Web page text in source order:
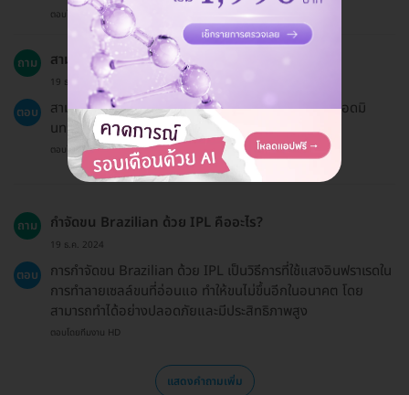
ตอบโดยทีมงาน HD
ถาม สามารถจองแพ็กเกจให้คนอื่นได้ไหม?
19 ธ.ค. 2024
ตอบ
สามารถจองให้คนอื่นได้ เพียงแจ้งชื่อผู้ที่จะรับบริการให้แอดมิ
นทราบ
ตอบโดยทีมงาน HD
ถาม กำจัดขน Brazilian ด้วย IPL คืออะไร?
19 ธ.ค. 2024
ตอบ
การกำจัดขน Brazilian ด้วย IPL เป็นวิธีการที่ใช้แสงอินฟราเรดใน
การทำลายเซลล์ขนที่อ่อนแอ ทำให้ขนไม่ขึ้นอีกในอนาคต โดย
สามารถทำได้อย่างปลอดภัยและมีประสิทธิภาพสูง
ตอบโดยทีมงาน HD
แสดงคำถามเพิ่ม